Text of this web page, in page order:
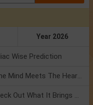
Year 2026
Wise Prediction
Mercury Transit In Cancer: When The Mind Meets The Heart!
Mercury Transit In Cancer 2026: Check Out What It Brings For You